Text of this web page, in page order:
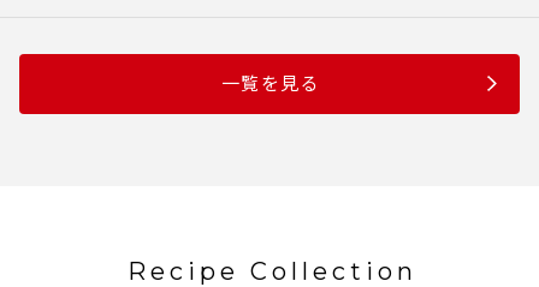
一覧を見る
Recipe Collection